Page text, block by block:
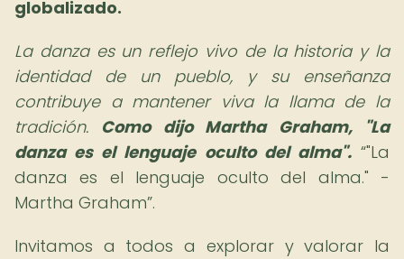
globalizado.
La danza es un reflejo vivo de la historia y la
identidad de un pueblo, y su enseñanza
contribuye a mantener viva la llama de la
tradición. Como dijo Martha Graham, "La
danza es el lenguaje oculto del alma".
"La
danza es el lenguaje oculto del alma." -
Martha Graham .
Invitamos a todos a explorar y valorar la